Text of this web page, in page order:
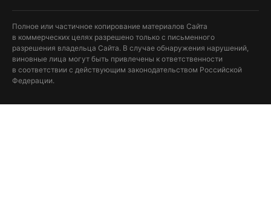
Полное или частичное копирование материалов Сайта
в коммерческих целях разрешено только с письменного
разрешения владельца Сайта. В случае обнаружения нарушений,
виновные лица могут быть привлечены к ответственности
в соответствии с действующим законодательством Российской
Федерации.